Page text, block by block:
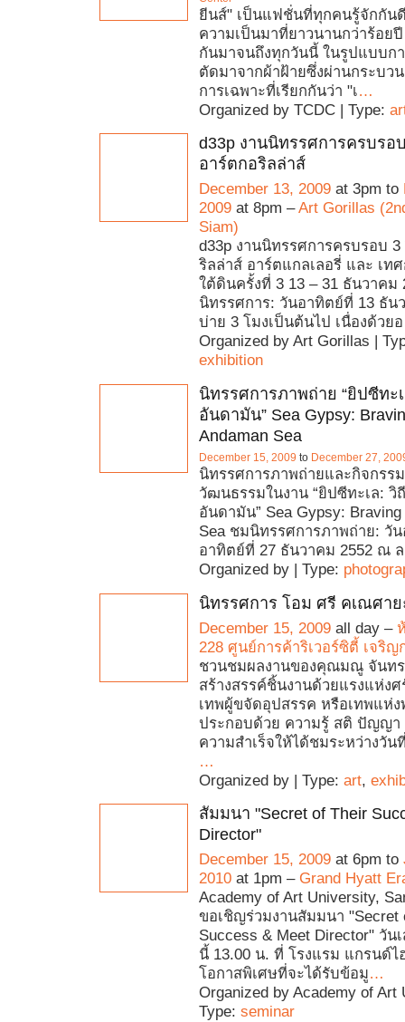
ยีนส์" เป็นแฟชั่นที่ทุกคนรู้จักกัน
ความเป็นมาที่ยาวนานกว่าร้อย
กันมาจนถึงทุกวันนี้ ในรูปแบบกา
ตัดมาจากผ้าฝ้ายซึ่งผ่านกระบว
การเฉพาะที่เรียกกันว่า "เ…
Organized by TCDC | Type:
d33p งานนิทรรศการครบรอ
อาร์ตกอริลล่าส์
December 13, 2009 at 3pm to
2009 at 8pm –Art Gorillas
Siam)
d33p งานนิทรรศการครบรอบ
ริลล่าส์ อาร์ตแกลเลอรี่ และ เท
ใต้ดินครั้งที่ 3 13 – 31 ธันวาคม
นิทรรศการ: วันอาทิตย์ที่ 13 ธัน
บ่าย 3 โมงเป็นต้นไป เนื่องด้วยอ
Organized by Art Gorillas |
exhibition
นิทรรศการภาพถ่าย “ยิปซีทะ
อันดามัน” Sea Gypsy:
Andaman Sea
December 15, 2009 to December 27,
นิทรรศการภาพถ่ายและกิจกรร
วัฒนธรรมในงาน “ยิปซีทะเล: วิ
อันดามัน” Sea Gypsy: Braving
Sea ชมนิทรรศการภาพถ่าย: วัน
อาทิตย์ที่ 27 ธันวาคม 2552 ณ
Organized by | Type:
นิทรรศการ โอม ศรี คเณศา
December 15, 2009 all day –
228 ศูนย์การค้าริเวอร์ซิตี้ เจริญ
ชวนชมผลงานของคุณมณู จันท
สร้างสรรค์ชิ้นงานด้วยแรงแห่ง
เทพผู้ขจัดอุปสรรค หรือเทพแห่ง
ประกอบด้วย ความรู้ สติ ปัญญา
ความสำเร็จให้ได้ชมระหว่างวัน
…
Organized by | Type: art,
สัมมนา "Secret of Their
Director"
December 15, 2009 at 6pm to
2010 at 1pm – Grand Hyatt
Academy of Art University,
ขอเชิญร่วมงานสัมมนา "Secret
Success & Meet Director" วัน
นี้ 13.00 น. ที่ โรงแรม แกรนด์ไ
โอกาสพิเศษที่จะได้รับข้อมู…
Organized by Academy of Art
Type: seminar